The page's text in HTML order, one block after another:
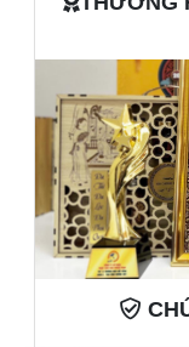
thư làm sản
khoáng, đạm
- Nhóm sterois
gan, bảo vệ
hòa vi rút ức
hiệu quả tốt
xơ gan, gan
Phòng chữa
Nấm có chất